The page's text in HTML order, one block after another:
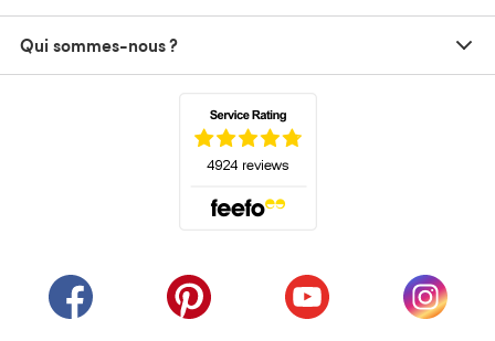
Qui sommes-nous ?
(s'ouvre dans un nouvel onglet)
(s'ouvre dans un nouvel onglet)
(s'ouvre dans un(s'ouvre